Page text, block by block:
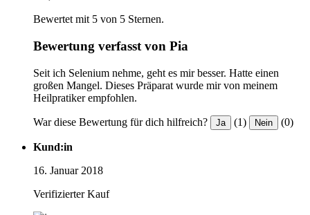
Bewertet mit 5 von 5 Sternen.
Bewertung verfasst von Pia
Seit ich Selenium nehme, geht es mir besser. Hatte einen
großen Mangel. Dieses Präparat wurde mir von meinem
Heilpratiker empfohlen.
War diese Bewertung für dich hilfreich? Ja (1) Nein (0)
Kund:in
16. Januar 2018
Verifizierter Kauf